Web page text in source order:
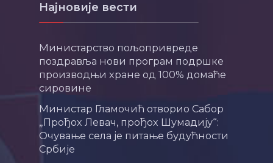
Најновије вести
Министарство пољопривреде
поздравља нови програм подршке
производњи хране од 100% домаће
сировине
Министар Гламочић отворио Сабор
„Прођох Левач, прођох Шумадију“:
Очување села је питање будућности
Србије